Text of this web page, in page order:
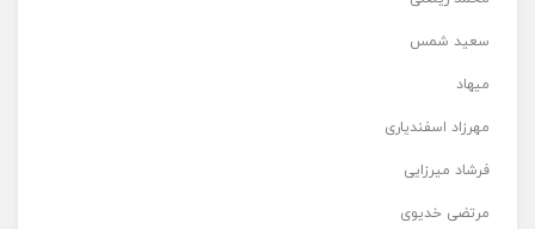
سعید شمس
میهاد
مهرزاد اسفندیاری
فرشاد میرزایی
مرتضی خدیوی